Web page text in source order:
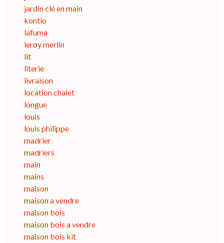
jardin clé en main
kontio
lafuma
leroy merlin
lit
literie
livraison
location chalet
longue
louis
louis philippe
madrier
madriers
main
mains
maison
maison a vendre
maison bois
maison bois a vendre
maison bois kit